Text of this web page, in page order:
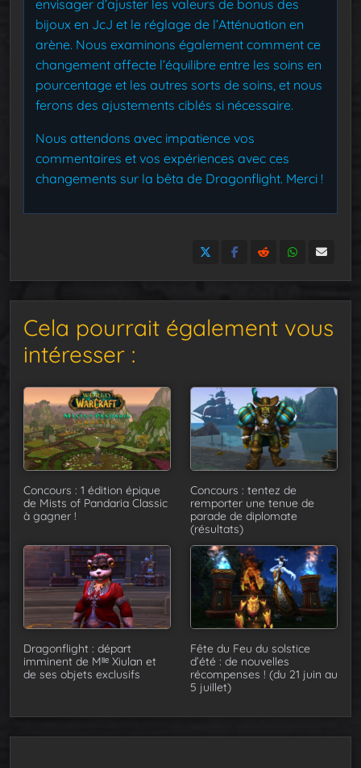
envisager d’ajuster les valeurs de bonus des
bijoux en JcJ et le réglage de l’Atténuation en
arène. Nous examinons également comment ce
changement affecte l’équilibre entre les soins en
pourcentage et les autres sorts de soins, et nous
ferons des ajustements ciblés si nécessaire.
Nous attendons avec impatience vos
commentaires et vos expériences avec ces
changements sur la bêta de Dragonflight. Merci !
Cela pourrait également vous
intéresser :
Concours : 1 édition épique
de Mists of Pandaria Classic
à gagner !
Concours : tentez de
remporter une tenue de
parade de diplomate
(résultats)
Dragonflight : départ
imminent de Mˡˡᵉ Xiulan et
de ses objets exclusifs
Fête du Feu du solstice
d’été : de nouvelles
récompenses ! (du 21 juin au
5 juillet)